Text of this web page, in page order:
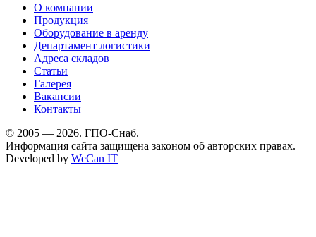
О компании
Продукция
Оборудование в аренду
Департамент логистики
Адреса складов
Статьи
Галерея
Вакансии
Контакты
© 2005 — 2026. ГПО-Снаб.
Информация сайта защищена законом об авторских правах.
Developed by WeCan IT